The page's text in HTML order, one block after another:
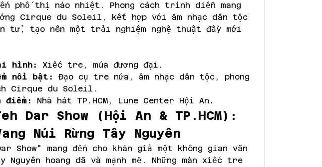
phố thị náo nhiệt. Phong cách trình diễn mang
Cirque du Soleil, kết hợp với âm nhạc dân tộc
tử, tạo nên một trải nghiệm nghệ thuật đầy mới
hình:
Xiếc tre, múa đương đại.
nổi bật:
Đạo cụ tre nứa, âm nhạc dân tộc, phong
Cirque du Soleil.
điểm:
Nhà hát TP.HCM, Lune Center Hội An.
Dar Show (Hội An & TP.HCM):
Núi Rừng Tây Nguyên
Show" mang đến cho khán giả một không gian văn
Nguyên hoang dã và mạnh mẽ. Những màn xiếc tre